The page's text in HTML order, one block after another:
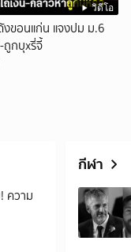
วิดีโอ
งขอนแก่น แจงปม ม.6
ถูกบุxรี่จี้
ความ
กีฬา